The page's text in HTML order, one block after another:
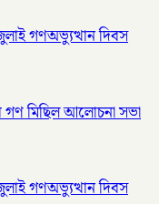
গণঅভ্যুত্থান দিবস
গণ মিছিল আলোচনা সভা
গণঅভ্যুত্থান দিবস